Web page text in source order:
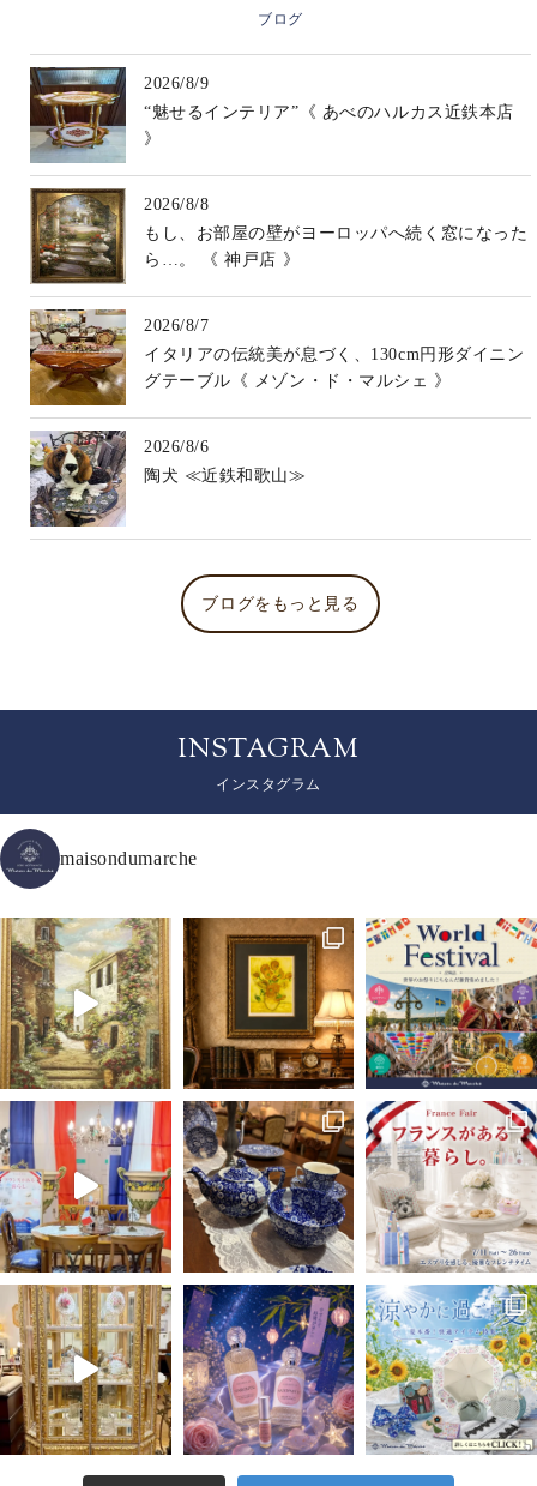
ブログ
2026/8/9
“魅せるインテリア”《 あべのハルカス近鉄本店
》
2026/8/8
もし、お部屋の壁がヨーロッパへ続く窓になった
ら…。 《 神戸店 》
2026/8/7
イタリアの伝統美が息づく、130cm円形ダイニン
グテーブル《 メゾン・ド・マルシェ 》
2026/8/6
陶犬 ≪近鉄和歌山≫
ブログをもっと見る
INSTAGRAM
インスタグラム
maisondumarche